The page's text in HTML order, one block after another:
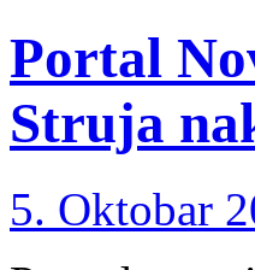
Portal
Struja
5. Oktobar